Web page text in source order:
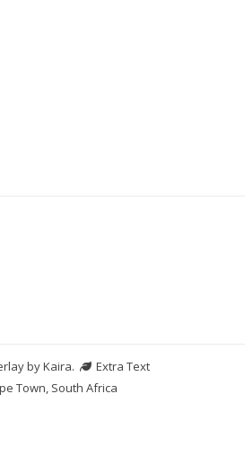
byKaira.
Extra Text
Town, South Africa